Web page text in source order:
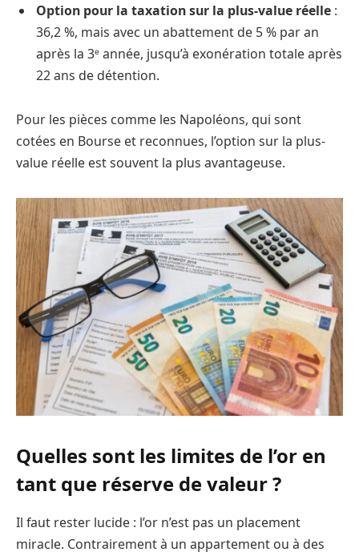
Option pour la taxation sur la plus-value réelle :
36,2 %, mais avec un abattement de 5 % par an
après la 3ᵉ année, jusqu’à exonération totale après
22 ans de détention.
Pour les pièces comme les Napoléons, qui sont
cotées en Bourse et reconnues, l’option sur la plus-
value réelle est souvent la plus avantageuse.
Quelles sont les limites de l’or en
tant que réserve de valeur ?
Il faut rester lucide : l’or n’est pas un placement
miracle. Contrairement à un appartement ou à des